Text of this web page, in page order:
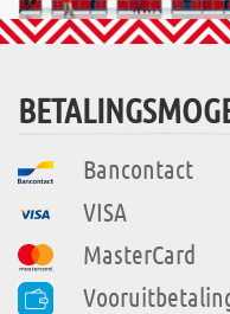
Bancontact
VISA
MasterCard